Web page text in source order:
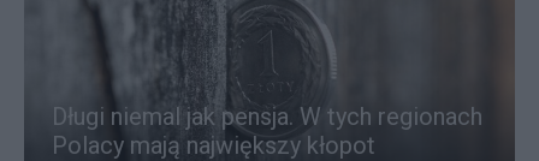
Długi niemal jak pensja. W tych regionach
Polacy mają największy kłopot